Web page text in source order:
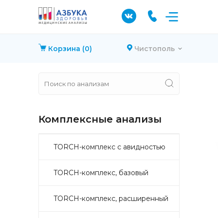
Корзина (0) Чистополь
Комплексные анализы
TORCH-комплекс с авидностью
TORCH-комплекс, базовый
TORCH-комплекс, расширенный